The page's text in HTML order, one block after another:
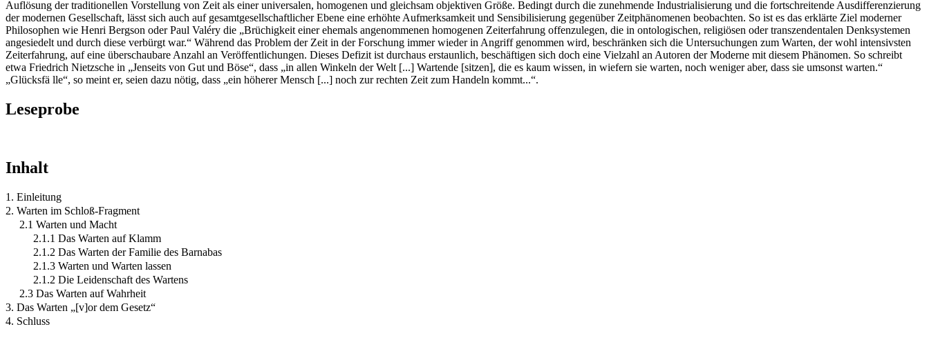
Auflösung der traditionellen Vorstellung von Zeit als einer universalen, homogenen und gleichsam objektiven Größe. Bedingt durch die zunehmende Industrialisierung und die fortschreitende Ausdifferenzierung
der modernen Gesellschaft, lässt sich auch auf gesamtgesellschaftlicher Ebene eine erhöhte Aufmerksamkeit und Sensibilisierung gegenüber Zeitphänomenen beobachten. So ist es das erklärte Ziel moderner
Philosophen wie Henri Bergson oder Paul Valéry die „Brüchigkeit einer ehemals angenommenen homogenen Zeiterfahrung offenzulegen, die in ontologischen, religiösen oder transzendentalen Denksystemen
angesiedelt und durch diese verbürgt war.“ Während das Problem der Zeit in der Forschung immer wieder in Angriff genommen wird, beschränken sich die Untersuchungen zum Warten, der wohl intensivsten
Zeiterfahrung, auf eine überschaubare Anzahl an Veröffentlichungen. Dieses Defizit ist durchaus erstaunlich, beschäftigen sich doch eine Vielzahl an Autoren der Moderne mit diesem Phänomen. So schreibt
etwa Friedrich Nietzsche in „Jenseits von Gut und Böse“, dass „in allen Winkeln der Welt [...] Wartende [sitzen], die es kaum wissen, in wiefern sie warten, noch weniger aber, dass sie umsonst warten.“
„Glücksfä lle“, so meint er, seien dazu nötig, dass „ein höherer Mensch [...] noch zur rechten Zeit zum Handeln kommt...“.
Leseprobe
Inhalt
1. Einleitung
2. Warten im Schloß-Fragment
2.1 Warten und Macht
2.1.1 Das Warten auf Klamm
2.1.2 Das Warten der Familie des Barnabas
2.1.3 Warten und Warten lassen
2.1.2 Die Leidenschaft des Wartens
2.3 Das Warten auf Wahrheit
3. Das Warten „[v]or dem Gesetz“
4. Schluss